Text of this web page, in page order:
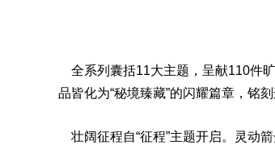
全系列囊括11大主题，呈献110件
品皆化为“秘境臻藏”的闪耀篇章，铭
壮阔征程自“征程”主题开启。灵动